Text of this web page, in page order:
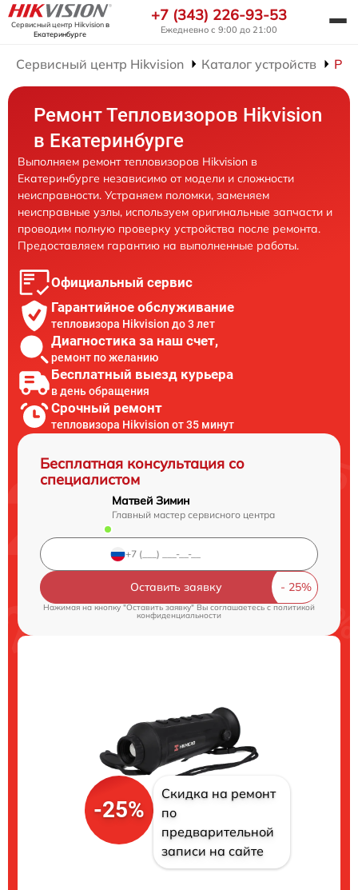
Сервисный центр Hikvisionв
Екатеринбурге
+7 (343) 226-93-53
Ежедневно с 9:00 до 21:00
Сервисный центр Hikvision Каталог устройств
Ремонт Тепловизоров Hikvision
в Екатеринбурге
Выполняем ремонт тепловизоров Hikvision в
Екатеринбурге независимо от модели и сложности
неисправности. Устраняем поломки, заменяем
неисправные узлы, используем оригинальные запчасти и
проводим полную проверку устройства после ремонта.
Предоставляем гарантию на выполненные работы.
Официальный сервис
Гарантийное обслуживание
тепловизора Hikvision до 3 лет
Диагностика за наш счет,
ремонт по желанию
Бесплатный выезд курьера
в день обращения
Срочный ремонт
тепловизора Hikvision от 35 минут
Бесплатная консультация со
специалистом
Матвей Зимин
Главный мастер сервисного центра
Оставить заявку
Нажимая на кнопку "Оставить заявку" Вы соглашаетесь cполитикой
конфиденциальности
-25%
Скидка на ремонт
по
предварительной
записи на сайте